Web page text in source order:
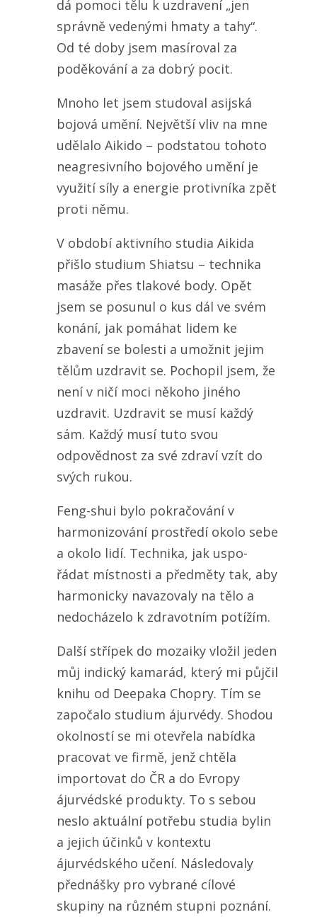
dá pomoci tělu k uzdravení „jen
správně vedenými hmaty a tahy“.
Od té doby jsem masíroval za
poděkování a za dobrý pocit.
Mnoho let jsem studoval asijská
bojová umění. Největší vliv na mne
udělalo Aikido – podstatou tohoto
neagresivního bojového umění je
využití síly a energie protivníka zpět
proti němu.
V období aktivního studia Aikida
přišlo studium Shiatsu – technika
masáže přes tlakové body. Opět
jsem se posunul o kus dál ve svém
konání, jak pomáhat lidem ke
zbavení se bolesti a umožnit jejim
tělům uzdravit se. Pochopil jsem, že
není v ničí moci někoho jiného
uzdravit. Uzdravit se musí každý
sám. Každý musí tuto svou
odpovědnost za své zdraví vzít do
svých rukou.
Feng-shui bylo pokračování v
harmonizování prostředí okolo sebe
a okolo lidí. Technika, jak uspo-
řádat místnosti a předměty tak, aby
harmonicky navazovaly na tělo a
nedocházelo k zdravotním potížím.
Další střípek do mozaiky vložil jeden
můj indický kamarád, který mi půjčil
knihu od Deepaka Chopry. Tím se
započalo studium ájurvédy. Shodou
okolností se mi otevřela nabídka
pracovat ve firmě, jenž chtěla
importovat do ČR a do Evropy
ájurvédské produkty. To s sebou
neslo aktuální potřebu studia bylin
a jejich účinků v kontextu
ájurvédského učení. Následovaly
přednášky pro vybrané cílové
skupiny na různém stupni poznání.